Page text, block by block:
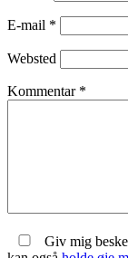
E-mail *
Websted
Kommentar *
Giv mig